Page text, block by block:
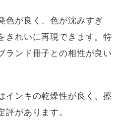
色が良く、色が沈みすぎ
きれいに再現できます。特
ランド冊子との相性が良い
インキの乾燥性が良く、擦
評があります。